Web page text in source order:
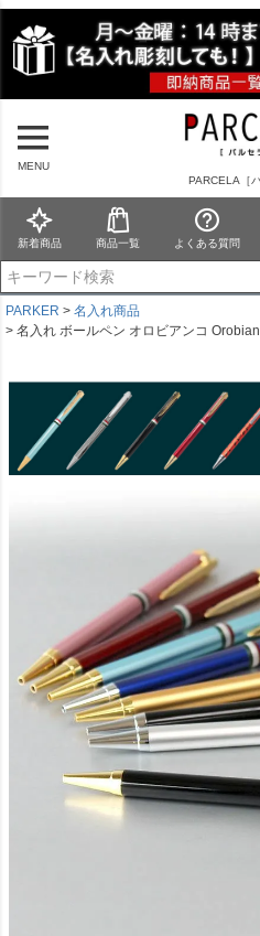
MENU
PARCELA［
新着商品 商品一覧 よくある質問
PARKER
名入れ商品
名入れ ボールペン オロビアンコ